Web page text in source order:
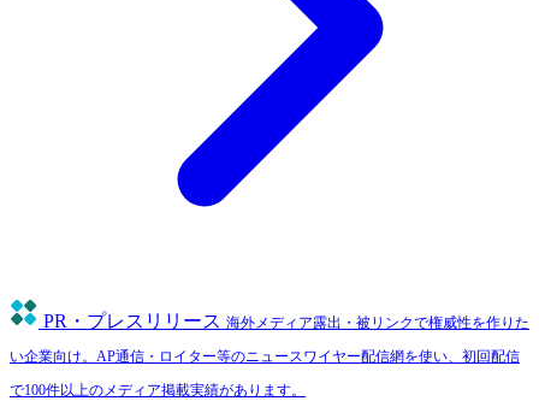
PR・プレスリリース 海外メディア露出・被リンクで権威性を作りた
い企業向け。AP通信・ロイター等のニュースワイヤー配信網を使い、初回配信
で100件以上のメディア掲載実績があります。